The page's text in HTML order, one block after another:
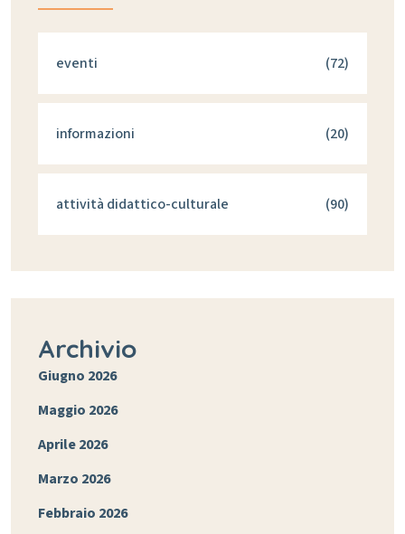
eventi (72)
informazioni (20)
attività didattico-culturale (90)
Archivio
Giugno 2026
Maggio 2026
Aprile 2026
Marzo 2026
Febbraio 2026